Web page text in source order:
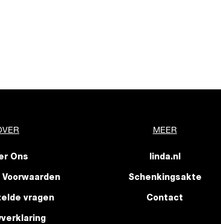
Ons
vragen
MEER
linda.nl
Schenkingsakte
Contact